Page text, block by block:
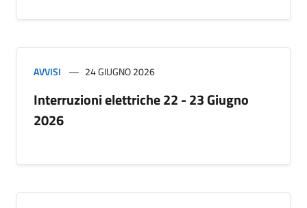
AVVISI 24 GIUGNO 2026
Interruzioni elettriche 22 - 23 Giugno
2026